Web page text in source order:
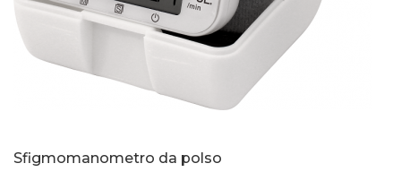
Sfigmomanometro da polso